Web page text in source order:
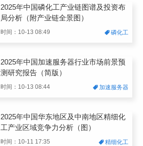
2025年中国磷化工产业链图谱及投资布
局分析（附产业链全景图）
时间：10-13 08:49 磷化工
2025年中国加速服务器行业市场前景预
测研究报告（简版）
时间：10-13 08:44 加速服务器
2025年中国华东地区及中南地区精细化
工产业区域竞争力分析（图）
时间：10-11 17:35 精细化工